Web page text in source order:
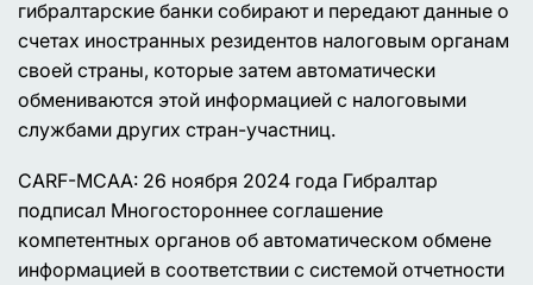
гибралтарские банки собирают и передают данные о
счетах иностранных резидентов налоговым органам
своей страны, которые затем автоматически
обмениваются этой информацией с налоговыми
службами других стран-участниц.
CARF-MCAA: 26 ноября 2024 года Гибралтар
подписал Многостороннее соглашение
компетентных органов об автоматическом обмене
информацией в соответствии с системой отчетности